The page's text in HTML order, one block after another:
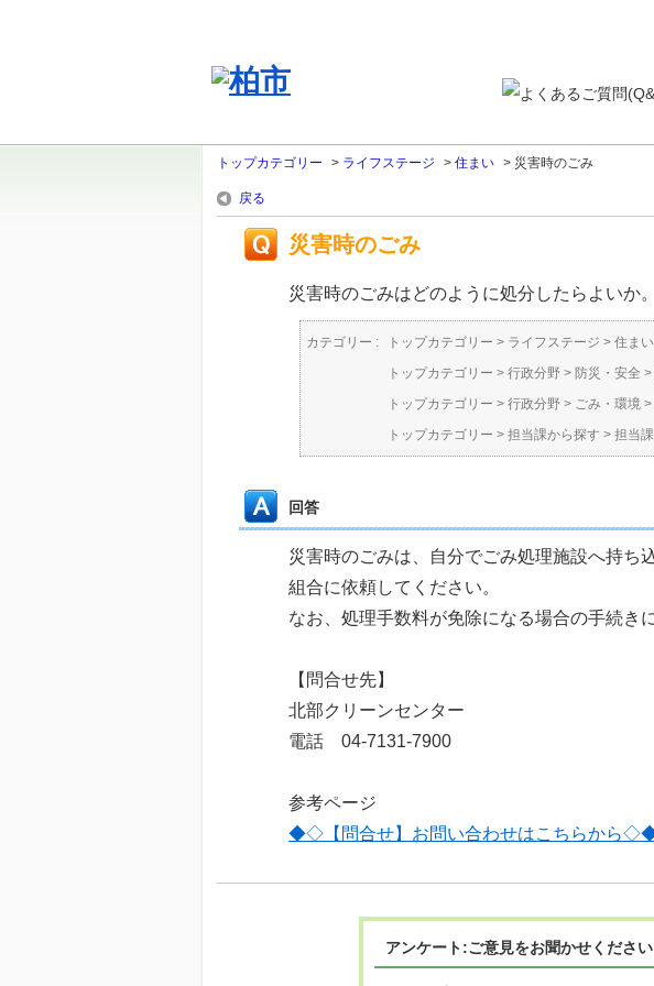
トップカテゴリー > ライフステージ > 住まい > 災害時のごみ
戻る
災害時のごみ
災害時のごみはどのように処分したらよいか。
カテゴリー : トップカテゴリー > ライフステージ > 住まい
トップカテゴリー > 行政分野 > 防災・安全 >
トップカテゴリー > 行政分野 > ごみ・環境 >
トップカテゴリー > 担当課から探す > 担当
回答
災害時のごみは、自分でごみ処理施設へ持ち
組合に依頼してください。
なお、処理手数料が免除になる場合の手続き
【問合せ先】
北部クリーンセンター
電話 04-7131-7900
参考ページ
◆◇【問合せ】お問い合わせはこちらから
アンケート:ご意見をお聞かせください